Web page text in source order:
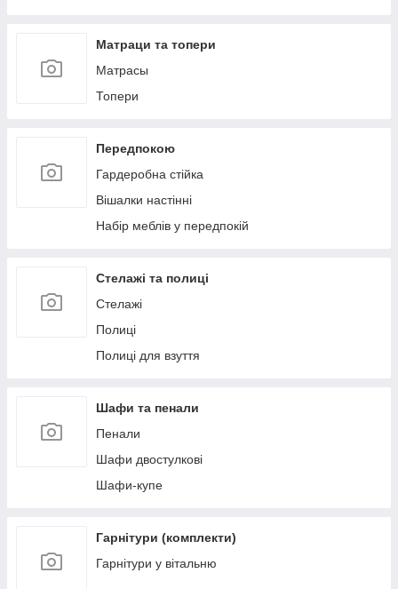
Матраци та топери
Матрасы
Топери
Передпокою
Гардеробна стійка
Вішалки настінні
Набір меблів у передпокій
Стелажі та полиці
Стелажі
Полиці
Полиці для взуття
Шафи та пенали
Пенали
Шафи двостулкові
Шафи-купе
Гарнітури (комплекти)
Гарнітури у вітальню